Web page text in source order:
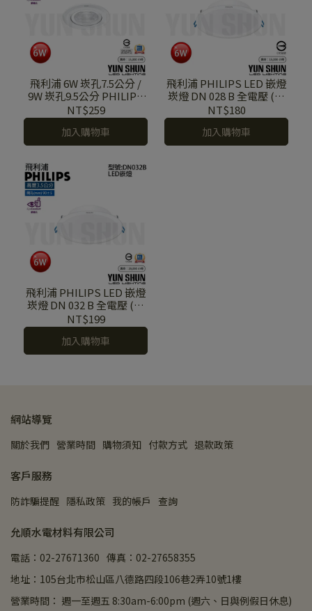
飛利浦 6W 崁孔7.5公分 /
9W 崁孔9.5公分 PHILIPS
LED投射燈 RS 100 B G2
(白光/自然光/黃光)
NT$259
加入購物車
飛利浦 PHILIPS LED 嵌燈
崁燈 DN 028 B 全電壓 (白
光/自然光/黃光)
NT$180
加入購物車
飛利浦 PHILIPS LED 嵌燈
崁燈 DN 032 B 全電壓 (白
光/自然光/黃光)
NT$199
加入購物車
網站導覽
關於我們 營業時間 購物須知 付款方式 退款政策
客戶服務
防詐騙提醒 隱私政策 我的帳戶 查詢
允順水電材料有限公司
電話：02-27671360 傳真：02-27658355
地址：105台北市松山區八德路四段106巷2弄10號1樓
營業時間： 週一至週五 8:30am-6:00pm (週六、日與例假日休息)